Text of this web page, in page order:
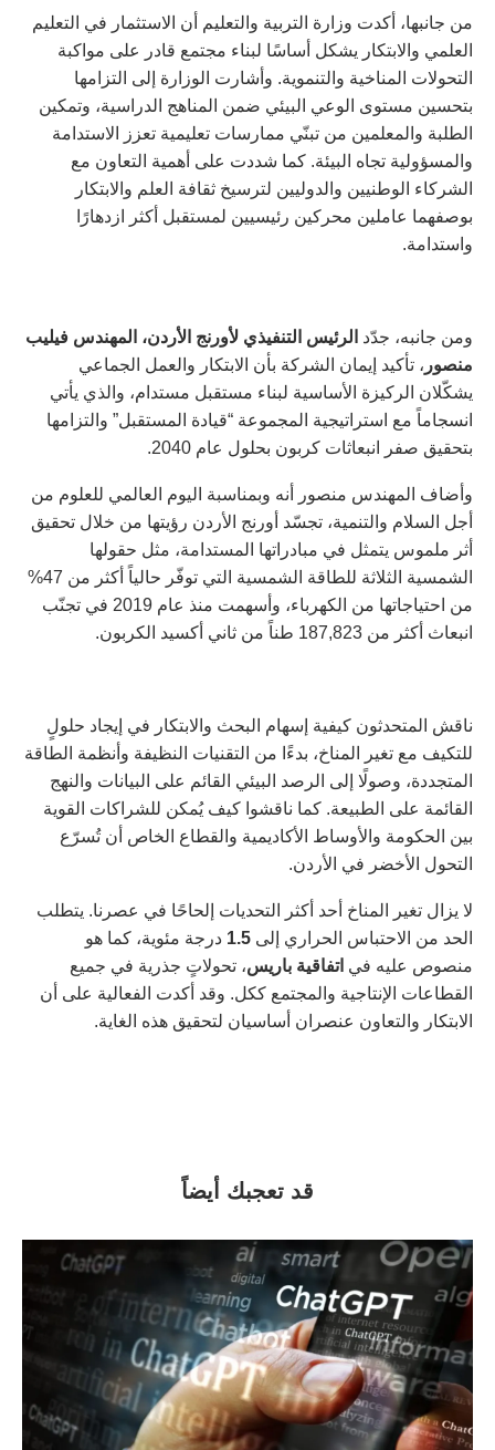
من جانبها، أكدت وزارة التربية والتعليم أن الاستثمار في التعليم
العلمي والابتكار يشكل أساسًا لبناء مجتمع قادر على مواكبة
التحولات المناخية والتنموية. وأشارت الوزارة إلى التزامها
بتحسين مستوى الوعي البيئي ضمن المناهج الدراسية، وتمكين
الطلبة والمعلمين من تبنّي ممارسات تعليمية تعزز الاستدامة
والمسؤولية تجاه البيئة. كما شددت على أهمية التعاون مع
الشركاء الوطنيين والدوليين لترسيخ ثقافة العلم والابتكار
بوصفهما عاملين محركين رئيسيين لمستقبل أكثر ازدهارًا
واستدامة.
ومن جانبه، جدّد الرئيس التنفيذي لأورنج الأردن، المهندس فيليب
منصور ، تأكيد إيمان الشركة بأن الابتكار والعمل الجماعي
يشكّلان الركيزة الأساسية لبناء مستقبل مستدام، والذي يأتي
انسجاماً مع استراتيجية المجموعة “قيادة المستقبل” والتزامها
بتحقيق صفر انبعاثات كربون بحلول عام 2040.
وأضاف المهندس منصور أنه وبمناسبة اليوم العالمي للعلوم من
أجل السلام والتنمية، تجسّد أورنج الأردن رؤيتها من خلال تحقيق
أثر ملموس يتمثل في مبادراتها المستدامة، مثل حقولها
الشمسية الثلاثة للطاقة الشمسية التي توفّر حالياً أكثر من 47%
من احتياجاتها من الكهرباء، وأسهمت منذ عام 2019 في تجنّب
انبعاث أكثر من 187,823 طناً من ثاني أكسيد الكربون.
ناقش المتحدثون كيفية إسهام البحث والابتكار في إيجاد حلولٍ
للتكيف مع تغير المناخ، بدءًا من التقنيات النظيفة وأنظمة الطاقة
المتجددة، وصولًا إلى الرصد البيئي القائم على البيانات والنهج
القائمة على الطبيعة. كما ناقشوا كيف يُمكن للشراكات القوية
بين الحكومة والأوساط الأكاديمية والقطاع الخاص أن تُسرّع
التحول الأخضر في الأردن.
لا يزال تغير المناخ أحد أكثر التحديات إلحاحًا في عصرنا. يتطلب
الحد من الاحتباس الحراري إلى
درجة مئوية، كما هو
منصوص عليه في اتفاقية باريس، تحولاتٍ جذرية في جميع
القطاعات الإنتاجية والمجتمع ككل. وقد أكدت الفعالية على أن
الابتكار والتعاون عنصران أساسيان لتحقيق هذه الغاية.
قد تعجبك أيضاً